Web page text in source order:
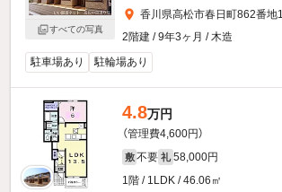
すべての写真
香川県高松市春日町862番地1
2階建 / 9年3ヶ月 / 木造
駐車場あり
駐輪場あり
4.8万円
（管理費4,600円）
敷 不要 礼 58,000円
1階 / 1LDK / 46.06㎡